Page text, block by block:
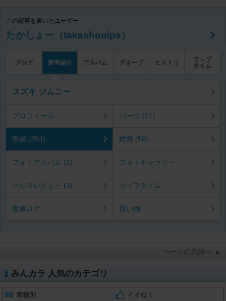
この記事を書いたユーザー
たかしょー（takashoulps）
ブログ 愛車紹介 アルバム グループ ヒストリ
ラップ
タイム
スズキ ジムニー
プロフィール パーツ (11)
整備 (354) 燃費 (58)
フォトアルバム (1) フォトギャラリー
クルマレビュー (3) ラップタイム
愛車ログ 買い物
ページの先頭へ ▲
みんカラ 人気のカテゴリ
車種別 イイね！